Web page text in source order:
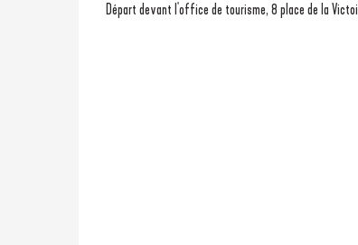
Départ devant l'office de tourisme, 8 place de la